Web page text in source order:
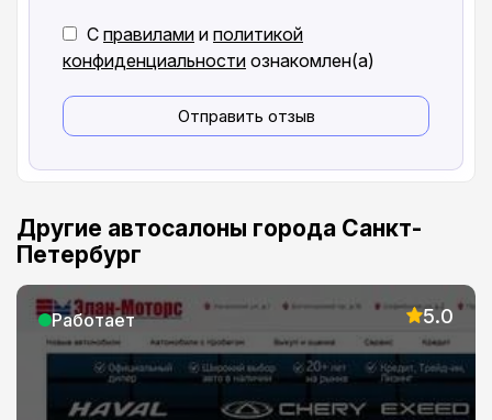
С правилами и политикой
конфиденциальности ознакомлен(а)
Отправить отзыв
Другие автосалоны города Санкт-
Петербург
Работает 5.0